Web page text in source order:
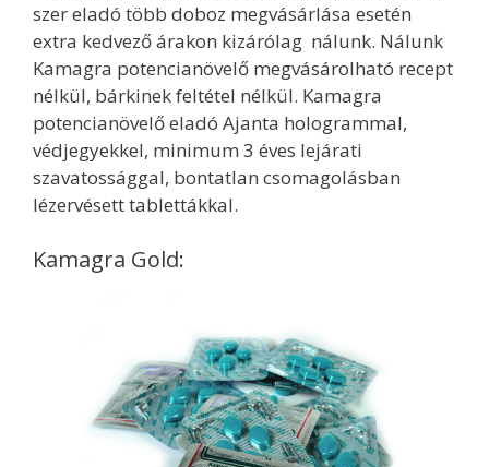
szer eladó több doboz megvásárlása esetén
extra kedvező árakon kizárólag nálunk. Nálunk
Kamagra potencianövelő megvásárolható recept
nélkül, bárkinek feltétel nélkül. Kamagra
potencianövelő eladó Ajanta hologrammal,
védjegyekkel, minimum 3 éves lejárati
szavatossággal, bontatlan csomagolásban
lézervésett tablettákkal.
Kamagra Gold: